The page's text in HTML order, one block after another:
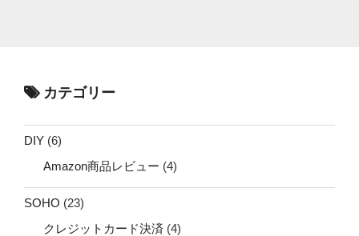
カテゴリー
DIY (6)
Amazon商品レビュー (4)
SOHO (23)
クレジットカード決済 (4)